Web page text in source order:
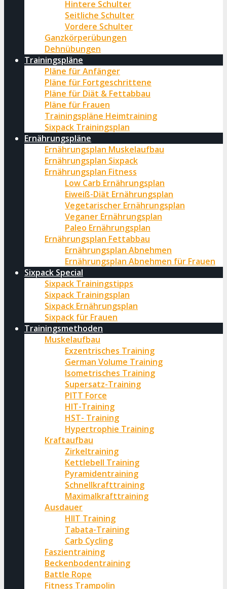
Hintere Schulter
Seitliche Schulter
Vordere Schulter
Ganzkörperübungen
Dehnübungen
Trainingspläne
Pläne für Anfänger
Pläne für Fortgeschrittene
Pläne für Diät & Fettabbau
Pläne für Frauen
Trainingspläne Heimtraining
Sixpack Trainingsplan
Ernährungspläne
Ernährungsplan Muskelaufbau
Ernährungsplan Sixpack
Ernährungsplan Fitness
Low Carb Ernährungsplan
Eiweiß-Diät Ernährungsplan
Vegetarischer Ernährungsplan
Veganer Ernährungsplan
Paleo Ernährungsplan
Ernährungsplan Fettabbau
Ernährungsplan Abnehmen
Ernährungsplan Abnehmen für Frauen
Sixpack Special
Sixpack Trainingstipps
Sixpack Trainingsplan
Sixpack Ernährungsplan
Sixpack für Frauen
Trainingsmethoden
Muskelaufbau
Exzentrisches Training
German Volume Training
Isometrisches Training
Supersatz-Training
PITT Force
HIT-Training
HST- Training
Hypertrophie Training
Kraftaufbau
Zirkeltraining
Kettlebell Training
Pyramidentraining
Schnellkrafttraining
Maximalkrafttraining
Ausdauer
HIIT Training
Tabata-Training
Carb Cycling
Faszientraining
Beckenbodentraining
Battle Rope
Fitness Trampolin